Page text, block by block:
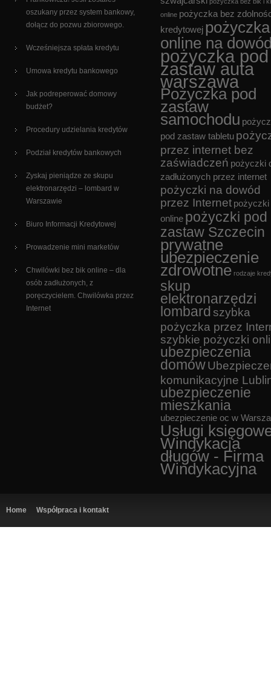
oszukany przez system bankowy,
dołącz do pozwu zbiorowego.
Wcześniejsza spłata kredytu
Umowa kredytu bankowego
Jak podreperować domowy
budżet?
Procedury udzielania kredytów
Podział kredytów bankowych
Zyskaj pieniądze ze skupu
elektronarzędzi – lombard w
Warszawie
Biuro Informacji Kredytowej
Prowadzenie mini marketów
Chwilówki bez bik online – dla
osób zadłużonych, z
poręczycielem. Chwilówka przez
Internet
online pożyczka bez
kredytowej pożyczka
online na
pożyczka pod
zastaw auta
warszawa
Pożyczka pod
zastaw
samochodu
pod zastaw tabletu
przez internet bez
zaświadczeń pożyczki
zadłużonych przez internet
pożyczki na dowód
przez Internet pożyczki
online pożyczki pod
zastaw Szczecin
prywatne
ubezpieczenie
zdrowotne rodzaje
skup
elektronarzędzi
lombard szybka
pożyczka przez
szybkie pożyczki
ubezpieczenia
domów
komunikacyjne
ubezpieczenie
mieszkania
ubezpieczenie oc w
Usługi
Windykacja
długów - Firma
Windykacyjna
Home Współpraca i kontakt